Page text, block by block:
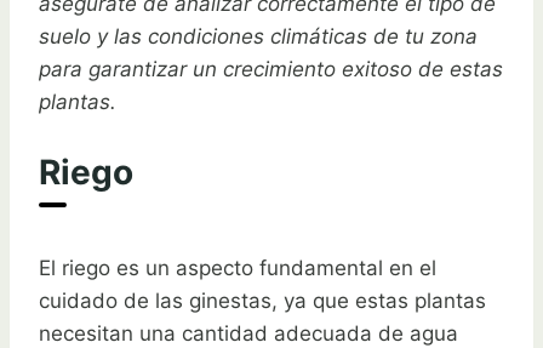
suelo y las condiciones climáticas de tu zona
para garantizar un crecimiento exitoso de estas
plantas.
Riego
El riego es un aspecto fundamental en el
cuidado de las ginestas, ya que estas plantas
necesitan una cantidad adecuada de agua